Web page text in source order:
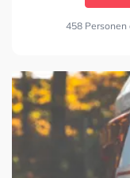
458 Personen